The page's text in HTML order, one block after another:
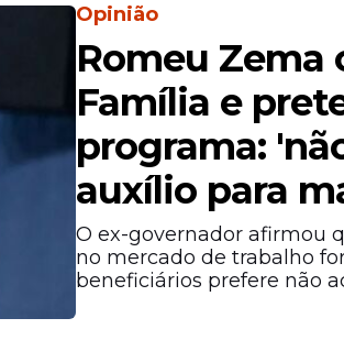
Opinião
Romeu Zema
Família e
programa:
auxílio para
O ex-governador afirmou
no mercado de trabalho
beneficiários prefere não